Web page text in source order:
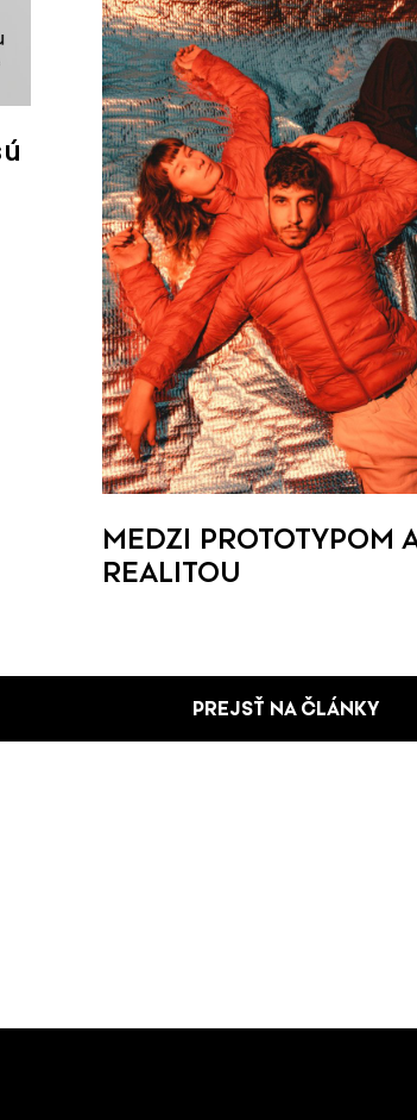
MEDZI PROTOTYPOM
REALITOU
PREJSŤ NA ČLÁNKY